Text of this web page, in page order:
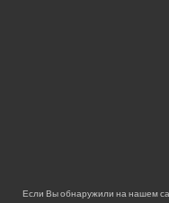
Если Вы обнаружили на нашем